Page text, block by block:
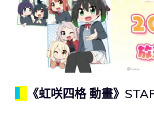
《虹咲四格 動畫》